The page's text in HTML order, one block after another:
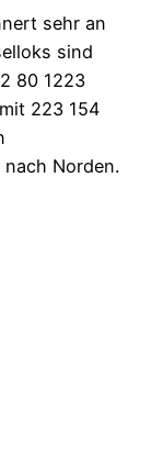
sehr an
sind
80 1223
223 154
nach Norden.